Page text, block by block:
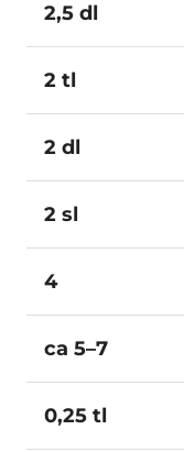
2,5 dl
2 tl
2 dl
2 sl
4
ca 5–7
0,25 tl